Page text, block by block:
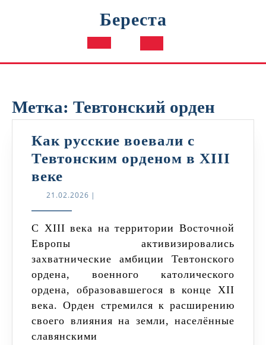
Береста
Кнопка
Метка: Тевтонский орден
Как русские воевали с
Тевтонским орденом в XIII
веке
русские
воевали
с
Тевтонским
орденом
в
XIII
веке
21.02.2026 21.02.2026
|
С XIII века на территории Восточной
Европы активизировались
захватнические амбиции Тевтонского
ордена, военного католического
ордена, образовавшегося в конце XII
века. Орден стремился к расширению
своего влияния на земли, населённые
славянскими